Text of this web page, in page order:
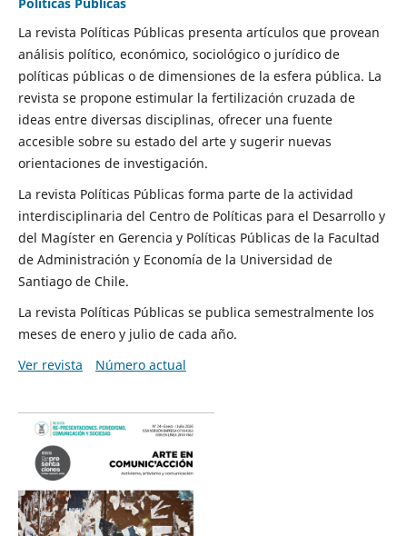
La revista Políticas Públicas presenta artículos que provean
análisis político, económico, sociológico o jurídico de
políticas públicas o de dimensiones de la esfera pública. La
revista se propone estimular la fertilización cruzada de
ideas entre diversas disciplinas, ofrecer una fuente
accesible sobre su estado del arte y sugerir nuevas
orientaciones de investigación.
La revista Políticas Públicas forma parte de la actividad
interdisciplinaria del Centro de Políticas para el Desarrollo y
del Magíster en Gerencia y Políticas Públicas de la Facultad
de Administración y Economía de la Universidad de
Santiago de Chile.
La revista Políticas Públicas se publica semestralmente los
meses de enero y julio de cada año.
Ver revista
Número actual